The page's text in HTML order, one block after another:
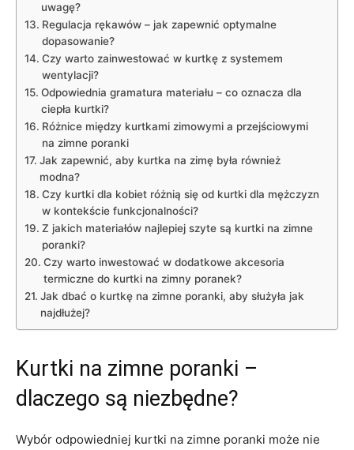
uwagę?
Regulacja rękawów – jak zapewnić optymalne
dopasowanie?
Czy warto zainwestować w kurtkę z systemem
wentylacji?
Odpowiednia gramatura materiału – co oznacza dla
ciepła kurtki?
Różnice między kurtkami zimowymi a przejściowymi
na zimne poranki
Jak zapewnić, aby kurtka na zimę była również
modna?
Czy kurtki dla kobiet różnią się od kurtki dla mężczyzn
w kontekście funkcjonalności?
Z jakich materiałów najlepiej szyte są kurtki na zimne
poranki?
Czy warto inwestować w dodatkowe akcesoria
termiczne do kurtki na zimny poranek?
Jak dbać o kurtkę na zimne poranki, aby służyła jak
najdłużej?
Kurtki na zimne poranki –
dlaczego są niezbędne?
Wybór odpowiedniej kurtki na zimne poranki może nie